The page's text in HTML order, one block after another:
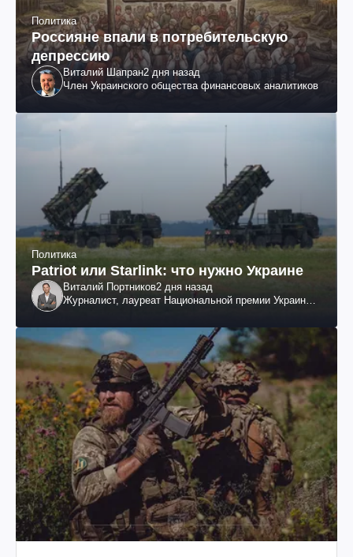
Политика
Россияне впали в потребительскую
депрессию
Виталий Шапран2 дня назад
Член Украинского общества финансовых аналитиков
Политика
Patriot или Starlink: что нужно Украине
Виталий Портников2 дня назад
Журналист, лауреат Национальной премии Украины